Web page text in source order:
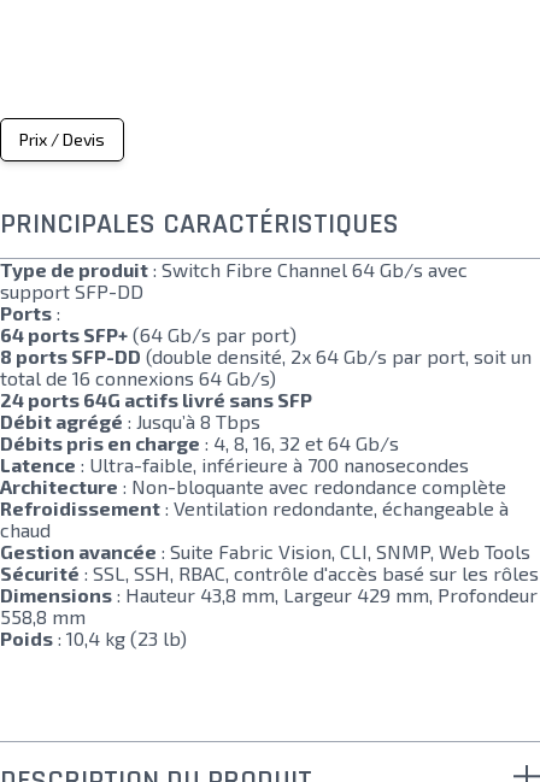
Prix / Devis
PRINCIPALES CARACTÉRISTIQUES
Type de produit : Switch Fibre Channel 64 Gb/s avec
support SFP-DD
Ports :
64 ports SFP+ (64 Gb/s par port)
8 ports SFP-DD (double densité, 2x 64 Gb/s par port, soit un
total de 16 connexions 64 Gb/s)
24 ports 64G actifs livré sans SFP
Débit agrégé : Jusqu’à 8 Tbps
Débits pris en charge : 4, 8, 16, 32 et 64 Gb/s
Latence : Ultra-faible, inférieure à 700 nanosecondes
Architecture : Non-bloquante avec redondance complète
Refroidissement : Ventilation redondante, échangeable à
chaud
Gestion avancée : Suite Fabric Vision, CLI, SNMP, Web Tools
Sécurité : SSL, SSH, RBAC, contrôle d'accès basé sur les rôles
Dimensions : Hauteur 43,8 mm, Largeur 429 mm, Profondeur
558,8 mm
Poids : 10,4 kg (23 lb)